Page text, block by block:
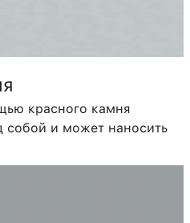
красного камня
собой и может наносить